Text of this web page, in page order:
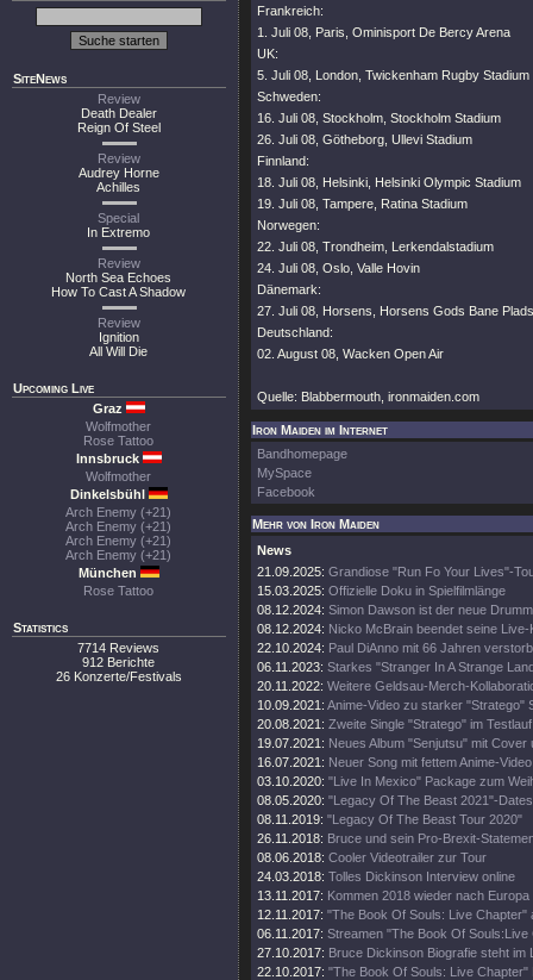
SiteNews
Review
Death Dealer
Reign Of Steel
Review
Audrey Horne
Achilles
Special
In Extremo
Review
North Sea Echoes
How To Cast A Shadow
Review
Ignition
All Will Die
Upcoming Live
Graz
Wolfmother
Rose Tattoo
Innsbruck
Wolfmother
Dinkelsbühl
Arch Enemy (+21)
Arch Enemy (+21)
Arch Enemy (+21)
Arch Enemy (+21)
München
Rose Tattoo
Statistics
7714 Reviews
912 Berichte
26 Konzerte/Festivals
Frankreich:
1. Juli 08, Paris, Ominisport De Bercy Arena
UK:
5. Juli 08, London, Twickenham Rugby Stadium
Schweden:
16. Juli 08, Stockholm, Stockholm Stadium
26. Juli 08, Götheborg, Ullevi Stadium
Finnland:
18. Juli 08, Helsinki, Helsinki Olympic Stadium
19. Juli 08, Tampere, Ratina Stadium
Norwegen:
22. Juli 08, Trondheim, Lerkendalstadium
24. Juli 08, Oslo, Valle Hovin
Dänemark:
27. Juli 08, Horsens, Horsens Gods Bane
Deutschland:
02. August 08, Wacken Open Air
Quelle: Blabbermouth, ironmaiden.com
Iron Maiden im Internet
Bandhomepage
MySpace
Facebook
Mehr von Iron Maiden
News
21.09.2025: Grandiose "Run Fo Your Lives"-
15.03.2025: Offizielle Doku in Spielfilmlänge
08.12.2024: Simon Dawson ist der neue
08.12.2024: Nicko McBrain beendet seine Live-
22.10.2024: Paul DiAnno mit 66 Jahren
06.11.2023: Starkes "Stranger In A Strange
20.11.2022: Weitere Geldsau-Merch-
10.09.2021: Anime-Video zu starker "Stratego"
20.08.2021: Zweite Single "Stratego" im Testlauf
19.07.2021: Neues Album "Senjutsu" mit Cover
16.07.2021: Neuer Song mit fettem Anime-Video
03.10.2020: "Live In Mexico" Package zum
08.05.2020: "Legacy Of The Beast 2021"-Dates
08.11.2019: "Legacy Of The Beast Tour 2020"
26.11.2018: Bruce und sein Pro-Brexit-
08.06.2018: Cooler Videotrailer zur Tour
24.03.2018: Tolles Dickinson Interview online
13.11.2017: Kommen 2018 wieder nach Europa
12.11.2017: "The Book Of Souls: Live Chapter"
06.11.2017: Streamen "The Book Of Souls:Live
27.10.2017: Bruce Dickinson Biografie steht im
22.10.2017: "The Book Of Souls: Live Chapter"